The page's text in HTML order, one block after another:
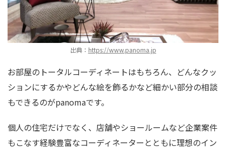
出典： https://www.panoma.jp
お部屋のトータルコーディネートはもちろん、どんなクッ
ションにするかやどんな絵を飾るかなど細かい部分の相談
もできるのがpanomaです。
個人の住宅だけでなく、店舗やショールームなど企業案件
もこなす経験豊富なコーディネーターとともに理想のイン